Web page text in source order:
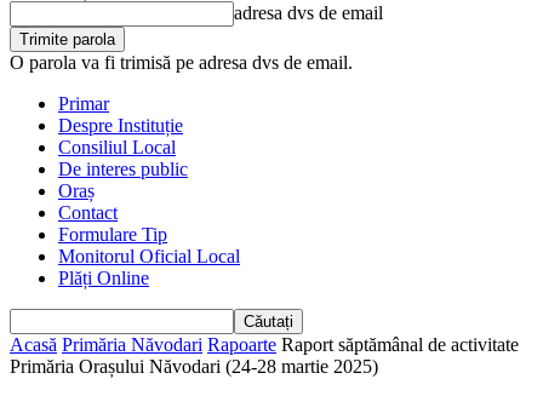
adresa dvs de email
O parola va fi trimisă pe adresa dvs de email.
Primar
Despre Instituție
Consiliul Local
De interes public
Oraș
Contact
Formulare Tip
Monitorul Oficial Local
Plăți Online
Acasă Primăria Năvodari Rapoarte Raport săptămânal de activitate
Primăria Orașului Năvodari (24-28 martie 2025)